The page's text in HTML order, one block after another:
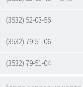
(3532) 52-03-56
(3532) 79-51-06
(3532) 79-51-04